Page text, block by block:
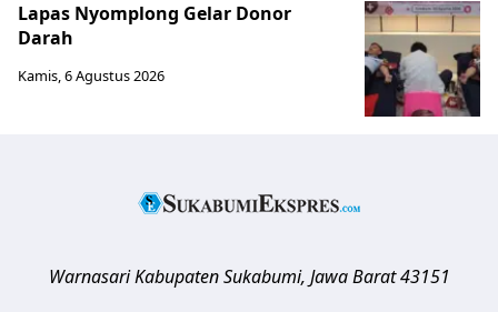
Lapas Nyomplong Gelar Donor
Darah
Kamis, 6 Agustus 2026
Warnasari Kabupaten Sukabumi, Jawa Barat 43151